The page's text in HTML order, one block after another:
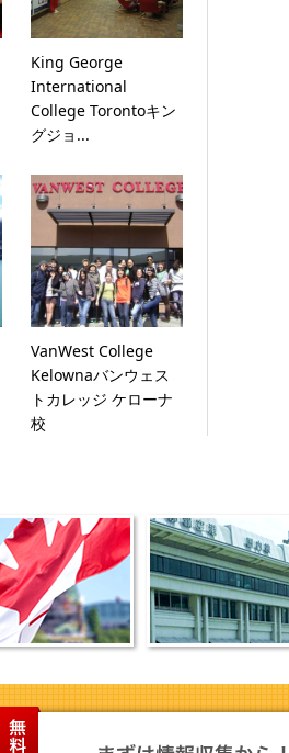
King George
International
College Torontoキン
グジョ...
VanWest College
Kelownaバンウェス
トカレッジ ケローナ
校